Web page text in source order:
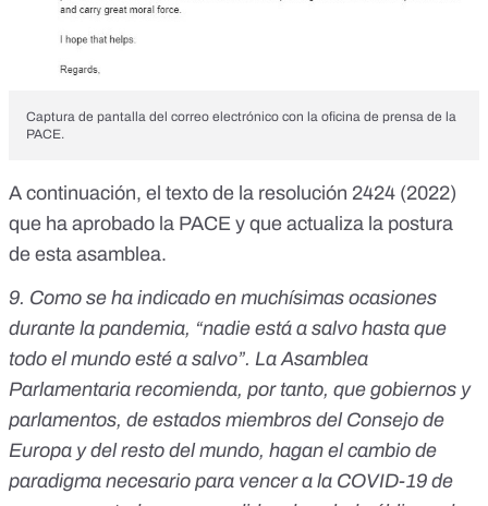
Captura de pantalla del correo electrónico con la oficina de prensa de la
PACE.
A continuación, el texto de la resolución 2424 (2022)
que ha aprobado la PACE y que actualiza la postura
de esta asamblea.
9. Como se ha indicado en muchísimas ocasiones
durante la pandemia, “nadie está a salvo hasta que
todo el mundo esté a salvo”. La Asamblea
Parlamentaria recomienda, por tanto, que gobiernos y
parlamentos, de estados miembros del Consejo de
Europa y del resto del mundo, hagan el cambio de
paradigma necesario para vencer a la COVID-19 de